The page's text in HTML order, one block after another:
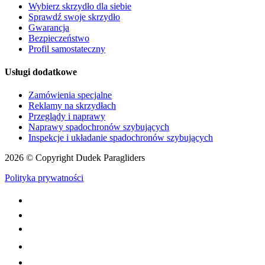
Wybierz skrzydło dla siebie
Sprawdź swoje skrzydło
Gwarancja
Bezpieczeństwo
Profil samostateczny
Usługi dodatkowe
Zamówienia specjalne
Reklamy na skrzydłach
Przeglądy i naprawy
Naprawy spadochronów szybujących
Inspekcje i układanie spadochronów szybujących
2026 © Copyright Dudek Paragliders
Polityka prywatności